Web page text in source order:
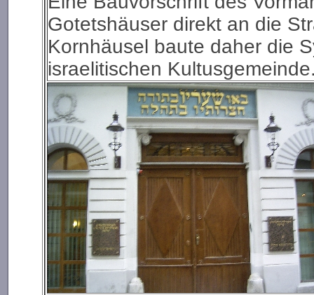
Gotetshäuser direkt an die
Kornhäusel baute daher die
israelitischen